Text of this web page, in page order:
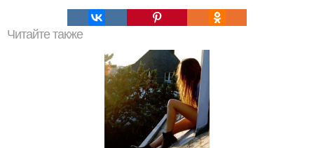
Читайте также